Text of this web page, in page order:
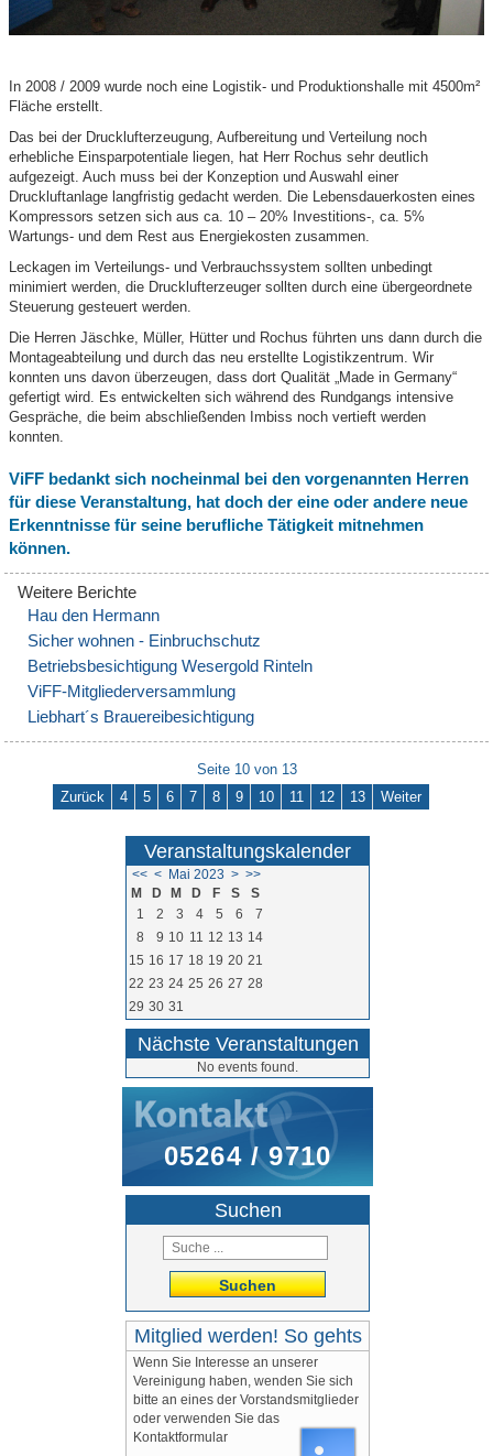
In 2008 / 2009 wurde noch eine Logistik- und Produktionshalle mit 4500m²
Fläche erstellt.
Das bei der Drucklufterzeugung, Aufbereitung und Verteilung noch
erhebliche Einsparpotentiale liegen, hat Herr Rochus sehr deutlich
aufgezeigt. Auch muss bei der Konzeption und Auswahl einer
Druckluftanlage langfristig gedacht werden. Die Lebensdauerkosten eines
Kompressors setzen sich aus ca. 10 – 20% Investitions-, ca. 5%
Wartungs- und dem Rest aus Energiekosten zusammen.
Leckagen im Verteilungs- und Verbrauchssystem sollten unbedingt
minimiert werden, die Drucklufterzeuger sollten durch eine übergeordnete
Steuerung gesteuert werden.
Die Herren Jäschke, Müller, Hütter und Rochus führten uns dann durch die
Montageabteilung und durch das neu erstellte Logistikzentrum. Wir
konnten uns davon überzeugen, dass dort Qualität „Made in Germany“
gefertigt wird. Es entwickelten sich während des Rundgangs intensive
Gespräche, die beim abschließenden Imbiss noch vertieft werden
konnten.
ViFF bedankt sich nocheinmal bei den vorgenannten Herren
für diese Veranstaltung, hat doch der eine oder andere neue
Erkenntnisse für seine berufliche Tätigkeit mitnehmen
können.
Hau den Hermann
Sicher wohnen - Einbruchschutz
Betriebsbesichtigung Wesergold Rinteln
ViFF-Mitgliederversammlung
Liebhart´s Brauereibesichtigung
Seite 10 von 13
Zurück
4 5 6 7 8 9 10 11 12 13 Weiter
Veranstaltungskalender
<< < Mai 2023 > >>
M
D M D F S
S
1
2 3 4 5 6
7
8
9 10 11 12 13 14
15 16 17 18 19 20 21
22 23 24 25 26 27 28
29 30 31
Nächste Veranstaltungen
No events found.
05264 / 9710
Suchen
Suchen
Mitglied werden! So gehts
Wenn Sie Interesse an unserer
Vereinigung haben, wenden Sie sich
bitte an eines der Vorstandsmitglieder
oder verwenden Sie das
Kontaktformular